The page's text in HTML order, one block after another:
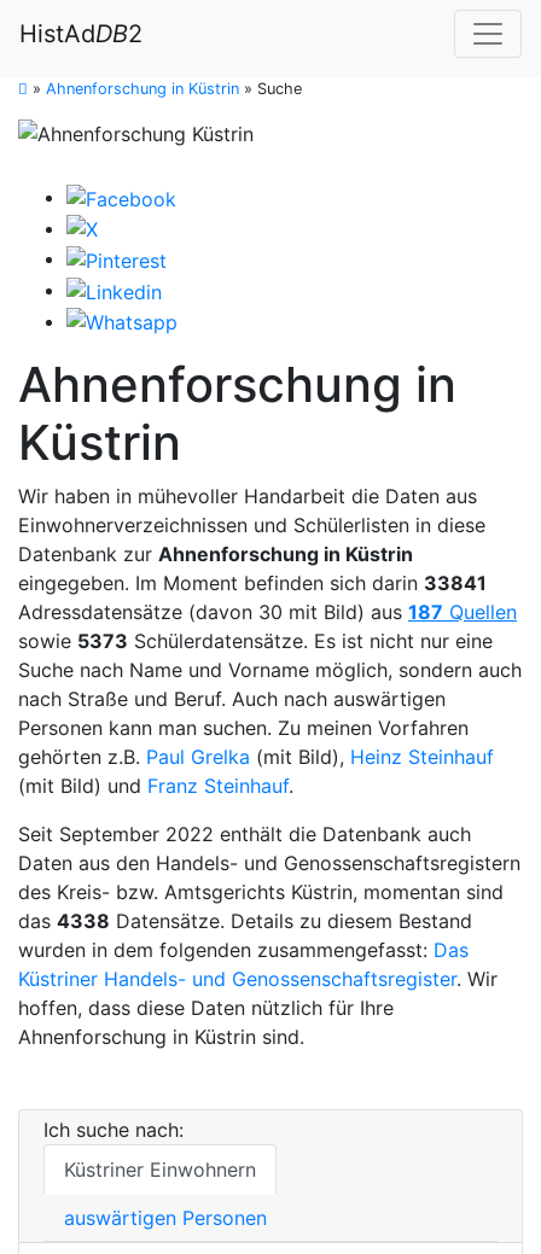
HistAdDB2
» Ahnenforschung in Küstrin » Suche
Ahnenforschung in
Küstrin
Wir haben in mühevoller Handarbeit die Daten aus
Einwohnerverzeichnissen und Schülerlisten in diese
Datenbank zur Ahnenforschung in Küstrin
eingegeben. Im Moment befinden sich darin 33841
Adressdatensätze (davon 30 mit Bild) aus 187 Quellen
sowie 5373 Schülerdatensätze. Es ist nicht nur eine
Suche nach Name und Vorname möglich, sondern auch
nach Straße und Beruf. Auch nach auswärtigen
Personen kann man suchen. Zu meinen Vorfahren
gehörten z.B. Paul Grelka (mit Bild), Heinz Steinhauf
(mit Bild) und Franz Steinhauf.
Seit September 2022 enthält die Datenbank auch
Daten aus den Handels- und Genossenschaftsregistern
des Kreis- bzw. Amtsgerichts Küstrin, momentan sind
das 4338 Datensätze. Details zu diesem Bestand
wurden in dem folgenden zusammengefasst: Das
Küstriner Handels- und Genossenschaftsregister. Wir
hoffen, dass diese Daten nützlich für Ihre
Ahnenforschung in Küstrin sind.
Ich suche nach:
Küstriner Einwohnern
auswärtigen Personen